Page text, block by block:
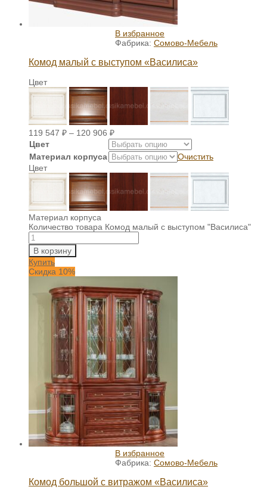
В избранное
Фабрика: Сомово-Мебель
Комод малый с выступом «Василиса»
Цвет
119 547 ₽ – 120 906 ₽
Цвет
Материал корпуса
Очистить
Цвет
Материал корпуса
Количество товара Комод малый с выступом "Василиса"
В корзину
Купить
Скидка 10%
В избранное
Фабрика: Сомово-Мебель
Комод большой с витражом «Василиса»